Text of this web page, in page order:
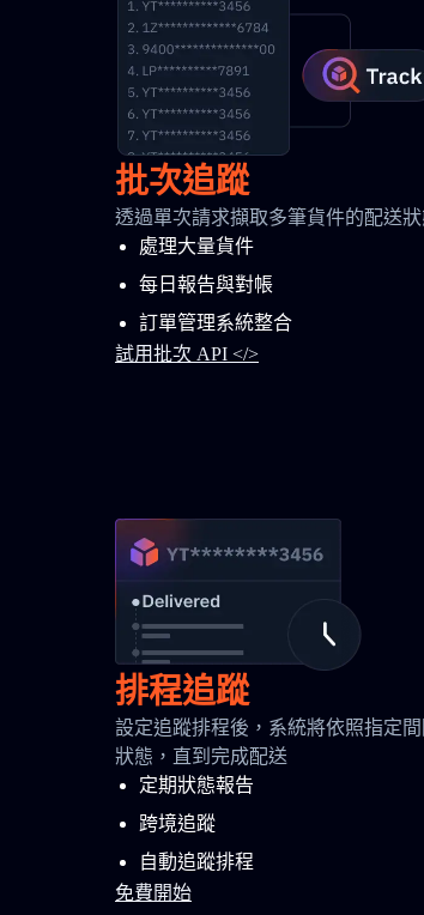
批次追蹤
透過單次請求擷取多筆貨件的配送
處理大量貨件
每日報告與對帳
訂單管理系統整合
試用批次 API </>
排程追蹤
設定追蹤排程後，系統將依照指定
狀態，直到完成配送
定期狀態報告
跨境追蹤
自動追蹤排程
免費開始